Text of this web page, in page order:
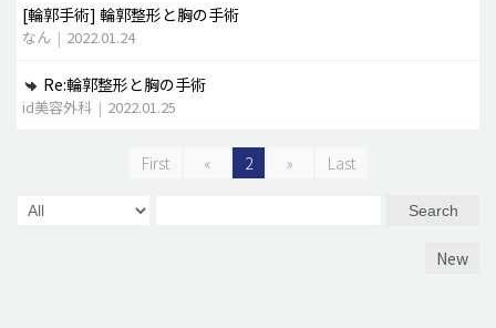
[輪郭手術] 輪郭整形と胸の手術
なん | 2022.01.24
Re:輪郭整形と胸の手術
id美容外科 | 2022.01.25
First « 2 » Last
Search
New